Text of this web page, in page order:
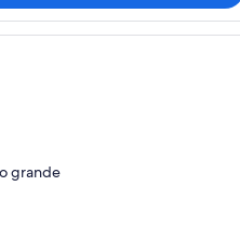
Habitación de hotel
grande